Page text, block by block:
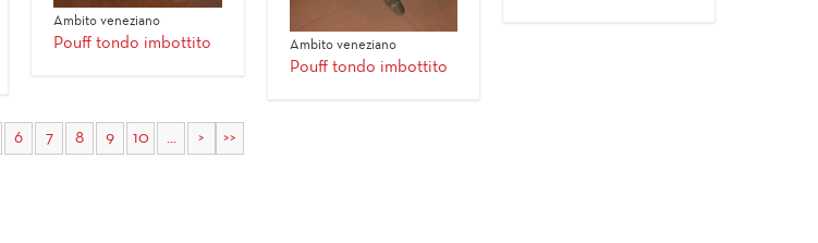
Ambito veneziano
Pouff tondo imbottito Ambito veneziano
Pouff tondo imbottito
6 7 8 9 10 ... > >>